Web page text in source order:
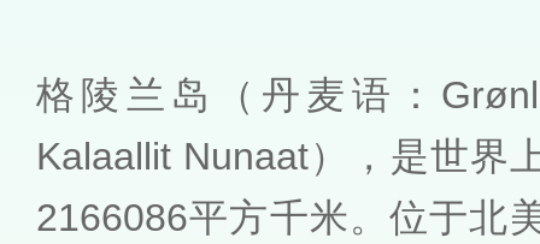
格陵兰岛（丹麦语：
Kalaallit Nunaat），是世界
2166086平方千米。位于北